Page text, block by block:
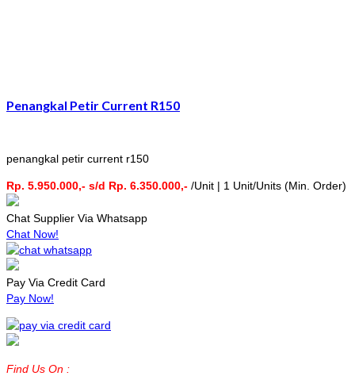
Penangkal Petir Current R150
penangkal petir current r150
Rp. 5.950.000,- s/d Rp. 6.350.000,- /Unit | 1 Unit/Units (Min. Order)
Chat Supplier Via Whatsapp
Chat Now!
Pay Via Credit Card
Pay Now!
Find Us On :